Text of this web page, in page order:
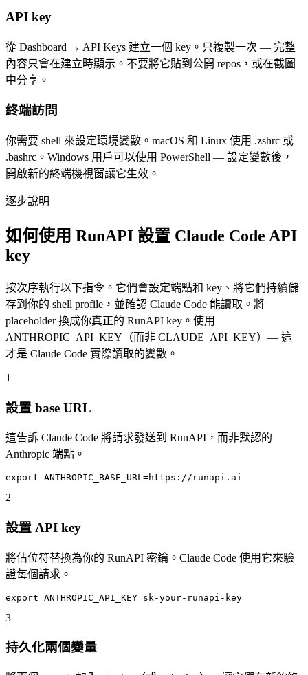
API key
從 Dashboard → API Keys 建立一個 key。只複製一次 — 完整
內容只會在建立時顯示。不要將它貼到公開 repos，或在截圖
中分享。
終端訪問
你需要 shell 來設定環境變數。macOS 和 Linux 使用 .zshrc 或
.bashrc。Windows 用戶可以使用 PowerShell — 設定變數後，
開啟新的終端機視窗讓它生效。
逐步說明
如何使用 RunAPI 設置 Claude Code API
key
按次序執行以下指令。它們會設定端點和 key、將它們持續儲
存到你的 shell profile，並確認 Claude Code 能讀取。將
placeholder 換成你真正的 RunAPI key。使用
ANTHROPIC_API_KEY（而非 CLAUDE_API_KEY）— 這
才是 Claude Code 實際讀取的變數。
1
設置 base URL
這告訴 Claude Code 將請求發送到 RunAPI，而非默認的
Anthropic 端點。
export ANTHROPIC_BASE_URL=https://runapi.ai
2
設置 API key
將佔位符替換為你的 RunAPI 密鑰。Claude Code 使用它來驗
證每個請求。
export ANTHROPIC_API_KEY=sk-your-runapi-key
3
持久化兩個變量